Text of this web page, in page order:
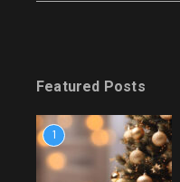
Featured Posts
1